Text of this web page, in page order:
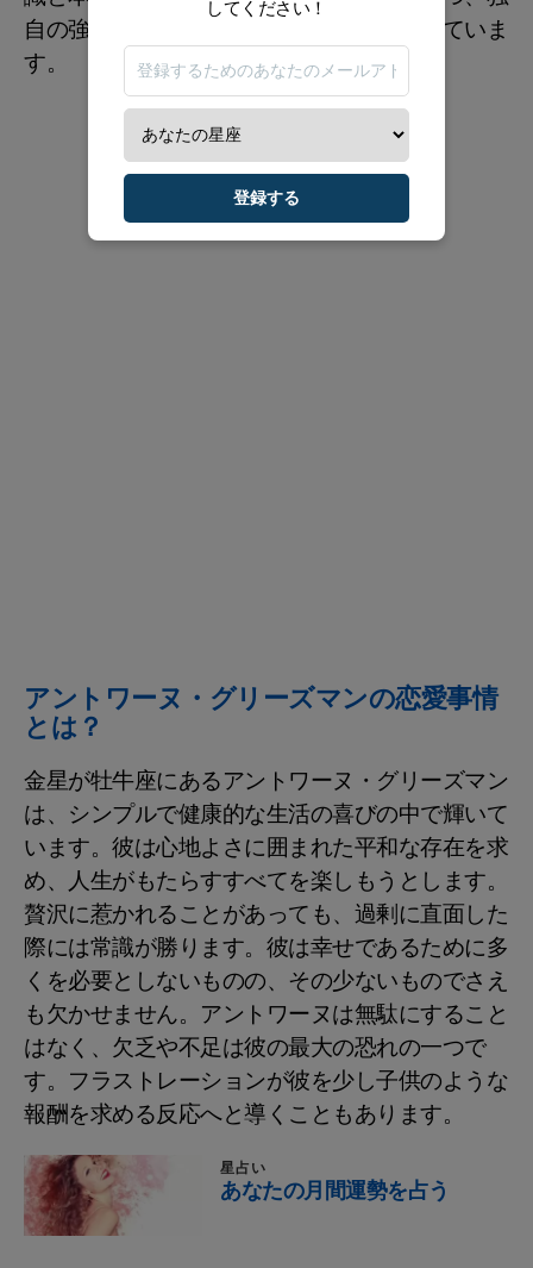
自の強みと自己実現に必要な条件を認識していま
す。
アントワーヌ・グリーズマンの恋愛事情
とは？
金星が牡牛座にあるアントワーヌ・グリーズマン
は、シンプルで健康的な生活の喜びの中で輝いて
います。彼は心地よさに囲まれた平和な存在を求
め、人生がもたらすすべてを楽しもうとします。
贅沢に惹かれることがあっても、過剰に直面した
際には常識が勝ります。彼は幸せであるために多
くを必要としないものの、その少ないものでさえ
も欠かせません。アントワーヌは無駄にすること
はなく、欠乏や不足は彼の最大の恐れの一つで
す。フラストレーションが彼を少し子供のような
報酬を求める反応へと導くこともあります。
星占い
あなたの月間運勢を占う
してください！
登録する